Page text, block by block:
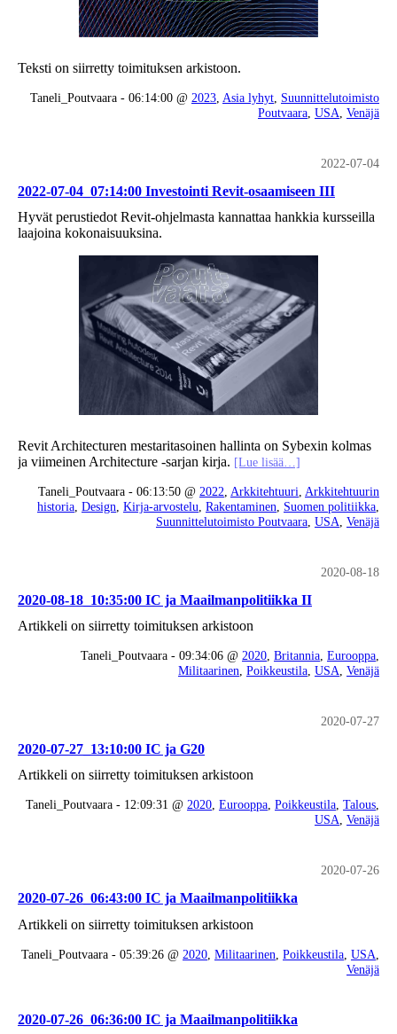
Teksti on siirretty toimituksen arkistoon.
Taneli_Poutvaara - 06:14:00 @ 2023, Asia lyhyt, Suunnittelutoimisto
Poutvaara, USA, Venäjä
2022-07-04
2022-07-04_07:14:00 Investointi Revit-osaamiseen III
Hyvät perustiedot Revit-ohjelmasta kannattaa hankkia kursseilla
laajoina kokonaisuuksina.
Revit Architecturen mestaritasoinen hallinta on Sybexin kolmas
ja viimeinen Architecture -sarjan kirja. [Lue lisää…]
Taneli_Poutvaara - 06:13:50 @ 2022 Arkkitehtuuri Arkkitehtuurin
historia Design Kirja-arvostelu Rakentaminen Suomen politiikka
Suunnittelutoimisto Poutvaara USA Venäjä
2020-08-18
2020-08-18_10:35:00 IC ja Maailmanpolitiikka II
Artikkeli on siirretty toimituksen arkistoon
Taneli_Poutvaara - 09:34:06 @ 2020 Britannia Eurooppa
Militaarinen Poikkeustila USA Venäjä
2020-07-27
2020-07-27_13:10:00 IC ja G20
Artikkeli on siirretty toimituksen arkistoon
Taneli_Poutvaara - 12:09:31 @ 2020, Eurooppa, Poikkeustila, Talous,
USA, Venäjä
2020-07-26
2020-07-26_06:43:00 IC ja Maailmanpolitiikka
Artikkeli on siirretty toimituksen arkistoon
Taneli_Poutvaara - 05:39:26 @ 2020 Militaarinen Poikkeustila USA
Venäjä
2020-07-26_06:36:00 IC ja Maailmanpolitiikka